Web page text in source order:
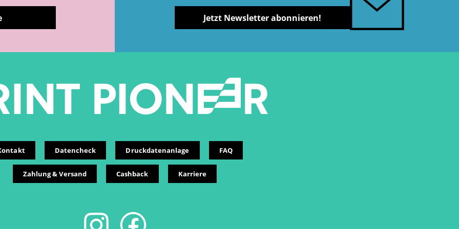
Jetzt Newsletter abonnieren!
Datencheck Druckdatenanlage FAQ
Zahlung & Versand Cashback Karriere